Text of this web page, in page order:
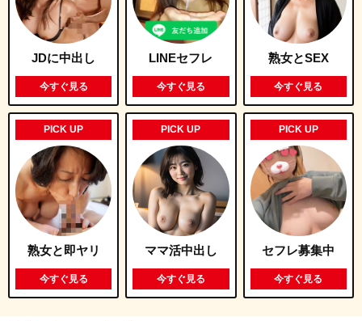
JDに中出し
今すぐ見る
LINEセフレ
今すぐ見る
熟女とSEX
今すぐ見る
PICK UP
熟女と即ヤリ
今すぐ見る
PICK UP
ママ活中出し
今すぐ見る
PICK UP
セフレ募集中
今すぐ見る